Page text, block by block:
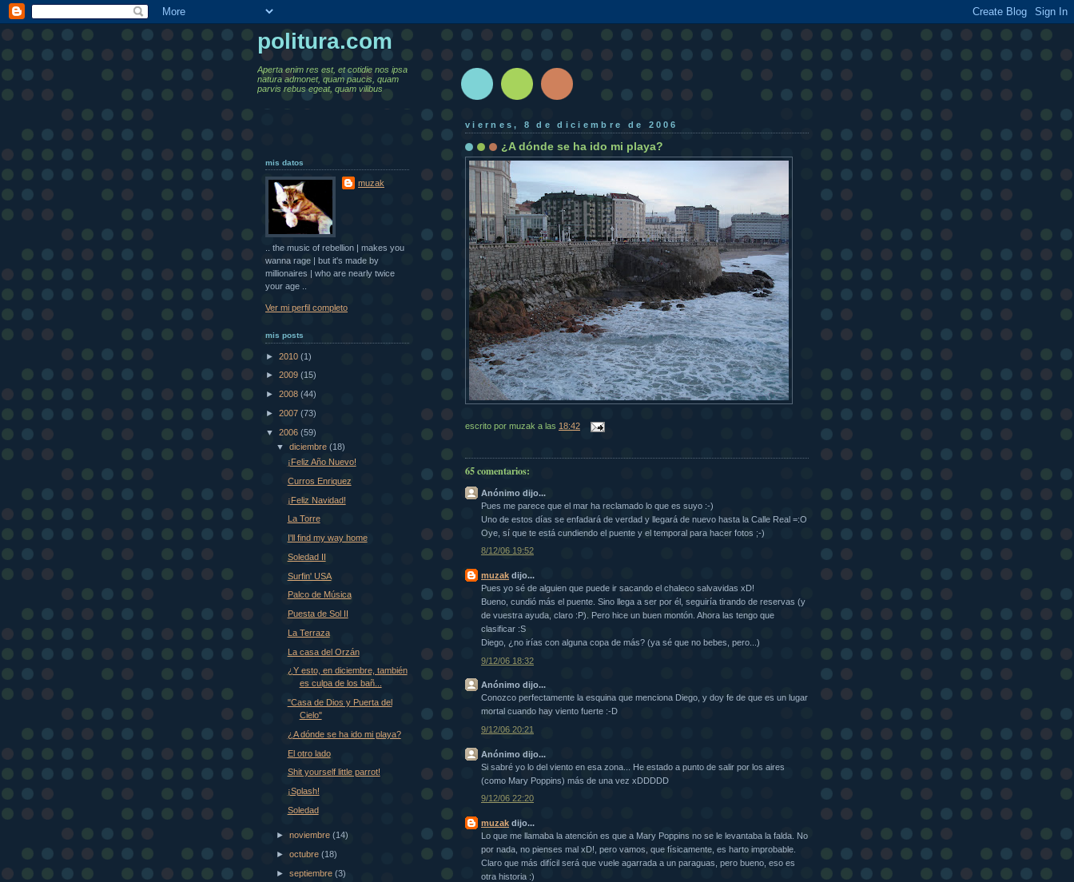
viernes, 8 de diciembre de 2006
¿A dónde se ha ido mi playa?
escrito por muzak a las 18:42
65 comentarios:
Anónimo dijo...
Pues me parece que el mar ha reclamado lo que es suyo :-)
Uno de estos días se enfadará de verdad y llegará de nuevo hasta la Calle Real =:O
Oye, sí que te está cundiendo el puente y el temporal para hacer fotos ;-)
8/12/06 19:52
muzak dijo...
Pues yo sé de alguien que puede ir sacando el chaleco salvavidas xD!
Bueno, cundió más el puente. Sino llega a ser por él, seguiría tirando de reservas (y
de vuestra ayuda, claro :P). Pero hice un buen montón. Ahora las tengo que
clasificar :S
Diego, ¿no irías con alguna copa de más? (ya sé que no bebes, pero...)
9/12/06 18:32
Anónimo dijo...
Conozco perfectamente la esquina que menciona Diego, y doy fe de que es un lugar
mortal cuando hay viento fuerte :-D
9/12/06 20:21
Anónimo dijo...
Si sabré yo lo del viento en esa zona... He estado a punto de salir por los aires
(como Mary Poppins) más de una vez xDDDDD
9/12/06 22:20
muzak dijo...
Lo que me llamaba la atención es que a Mary Poppins no se le levantaba la falda. No
por nada, no pienses mal xD!, pero vamos, que físicamente, es harto improbable.
Claro que más difícil será que vuele agarrada a un paraguas, pero bueno, eso es
otra historia :)
politura.com
Aperta enim res est, et cotidie nos ipsa
natura admonet, quam paucis, quam
parvis rebus egeat, quam vilibus
mis datos
muzak
.. the music of rebellion | makes you
wanna rage | but it's made by
millionaires | who are nearly twice
your age ..
Ver mi perfil completo
mis posts
► 2010 (1)
► 2009 (15)
► 2008 (44)
► 2007 (73)
▼ 2006 (59)
▼diciembre(18)
¡Feliz Año Nuevo!
Curros Enriquez
¡Feliz Navidad!
La Torre
I'll find my way home
Soledad II
Surfin' USA
Palco de Música
Puesta de Sol II
La Terraza
La casa del Orzán
¿Y esto, en diciembre, también
es culpa de los bañ...
"Casa de Dios y Puerta del
Cielo"
¿A dónde se ha ido mi playa?
El otro lado
Shit yourself little parrot!
¡Splash!
Soledad
►noviembre(14)
►octubre(18)
►septiembre(3)